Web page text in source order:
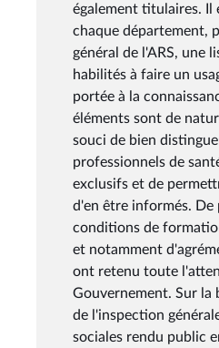
également titulaires. Il
chaque département,
général de l'ARS, une
habilités à faire un
portée à la
éléments sont de
souci de bien
professionnels de
exclusifs et de
d'en être informés. De
conditions de
et notamment
ont retenu toute
Gouvernement. Sur la
de l'inspection
sociales rendu public